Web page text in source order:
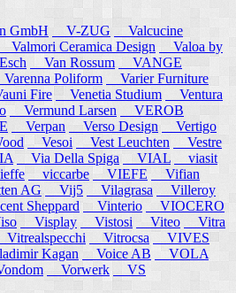
GmbH
V-ZUG
Valcucine
Valmori Ceramica Design
Valoa by
Van Rossum
VANGE
Poliform
Varier Furniture
Fire Venetia Studium
Ventura
Vermund Larsen
VEROB
Verpan Verso Design
Vertigo
Vesoi Vest Leuchten
Vestre
Via Della Spiga VIAL
viasit
viccarbe VIEFE
Vifian
AG
Vij5 Vilagrasa
Villeroy
Sheppard Vinterio
VIOCERO
Visplay Vistosi Viteo
Vitra
Vitrealspecchi Vitrocsa
VIVES
Kagan Voice AB
VOLA
Vorwerk VS